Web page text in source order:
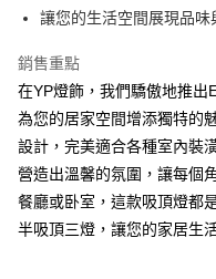
相關說明
AFTEE先享後付是「在收到商
便利好安心！
１．簡單：不需註冊會員、不
２．便利：只要手機號碼，簡
【「AFTEE先享後付」結帳流
１．於結帳方式選擇「AFTEE
結帳頁面，進行簡訊認證並確
２．訂單成立數日內，您將收到
新竹貨運宅配
每筆NT$180，滿NT$5,000(
讓您的生活空間展現品味
銷售重點
在YP燈飾，我們驕傲地推出
為您的居家空間增添獨特的
設計，完美適合各種室內裝
營造出溫馨的氛圍，讓每個
餐廳或卧室，這款吸頂燈都
半吸頂三燈，讓您的家居生